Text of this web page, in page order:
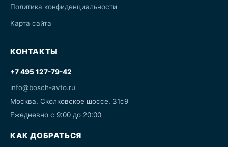
Политика конфиденциальности
Карта сайта
КОНТАКТЫ
+7 495 127-79-42
info@bosch-avto.ru
Москва, Сколковское шоссе, 31с9
Ежедневно с 9:00 до 20:00
КАК ДОБРАТЬСЯ